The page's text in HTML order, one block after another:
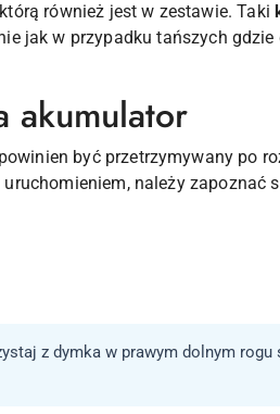
którą również jest w zestawie. Taki
jak w przypadku tańszych gdzie
akumulator
być przetrzymywany po
należy zapoznać
z dymka w prawym dolnym rogu